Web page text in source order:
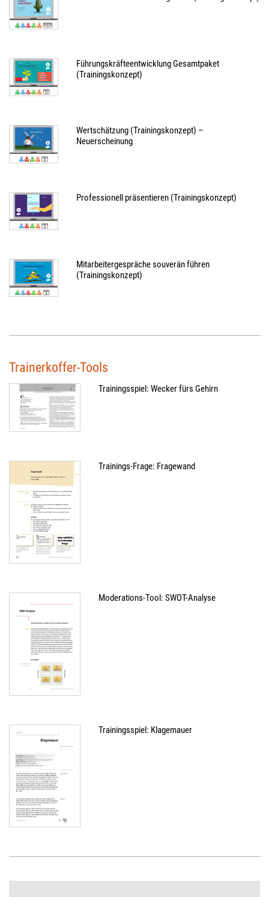
Führungskräfteentwicklung Gesamtpaket
(Trainingskonzept)
Wertschätzung (Trainingskonzept) –
Neuerscheinung
Professionell präsentieren (Trainingskonzept)
Mitarbeitergespräche souverän führen
(Trainingskonzept)
Trainerkoffer-Tools
Trainingsspiel: Wecker fürs Gehirn
Trainings-Frage: Fragewand
Moderations-Tool: SWOT-Analyse
Trainingsspiel: Klagemauer